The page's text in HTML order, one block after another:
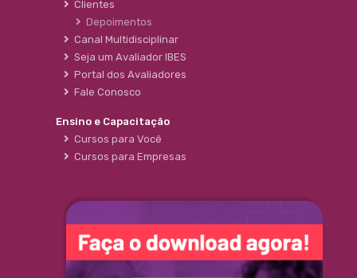
Clientes
Depoimentos
Canal Multidisciplinar
Seja um Avaliador IBES
Portal dos Avaliadores
Fale Conosco
Ensino e Capacitação
Cursos para Você
Cursos para Empresas